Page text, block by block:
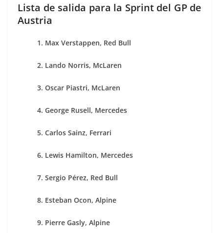
Lista de salida para la Sprint del GP de
Austria
1. Max Verstappen, Red Bull
2. Lando Norris, McLaren
3. Oscar Piastri, McLaren
4. George Rusell, Mercedes
5. Carlos Sainz, Ferrari
6. Lewis Hamilton, Mercedes
7. Sergio Pérez, Red Bull
8. Esteban Ocon, Alpine
9. Pierre Gasly, Alpine